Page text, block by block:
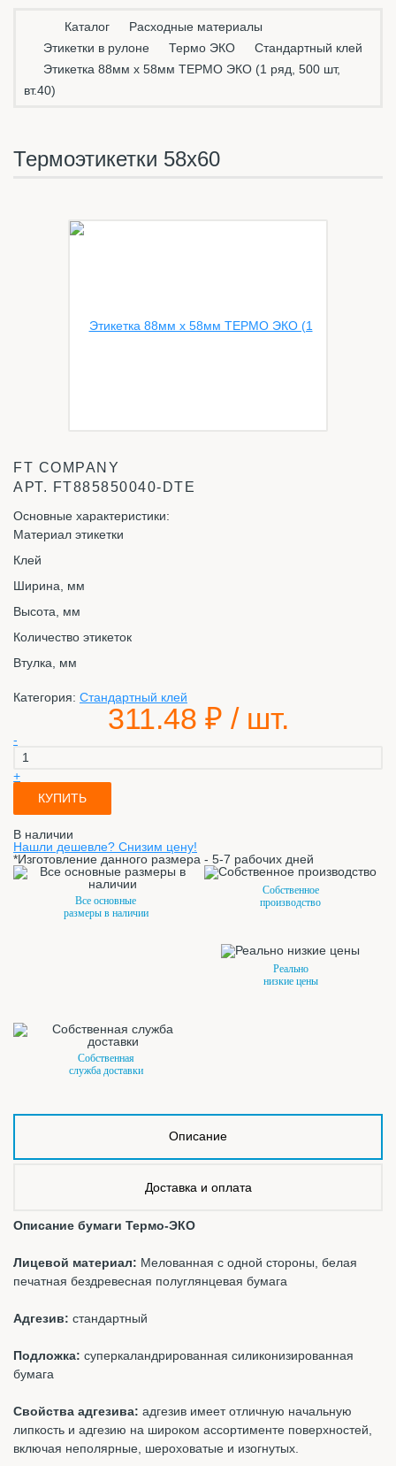
Каталог
Расходные материалы
Этикетки в рулоне
Термо ЭКО
Стандартный клей
Этикетка 88мм х 58мм ТЕРМО ЭКО (1 ряд, 500 шт,
вт.40)
Термоэтикетки 58х60
FT COMPANY
АРТ. FT885850040-DTE
Основные характеристики:
Материал этикетки
Клей
Ширина, мм
Высота, мм
Количество этикеток
Втулка, мм
Категория: Стандартный клей
311.48 ₽ / шт.
-
+
КУПИТЬ
В наличии
Нашли дешевле? Снизим цену!
*Изготовление данного размера - 5-7 рабочих дней
Все основные
размеры в наличии
Собственное
производство
Реально
низкие цены
Собственная
служба доставки
Описание
Доставка и оплата
Описание бумаги Термо-ЭКО
Лицевой материал: Мелованная с одной стороны, белая
печатная бездревесная полуглянцевая бумага
Адгезив: стандартный
Подложка: суперкаландрированная силиконизированная
бумага
Свойства адгезива: адгезив имеет отличную начальную
липкость и адгезию на широком ассортименте поверхностей,
включая неполярные, шероховатые и изогнутых.